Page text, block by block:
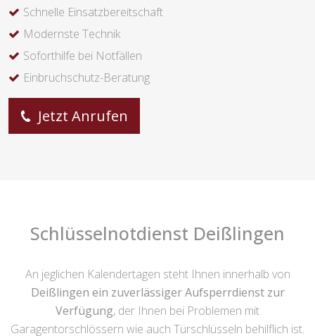
Schnelle Einsatzbereitschaft
Modernste Technik
Soforthilfe bei Notfällen
Einbruchschutz-Beratung
Jetzt Anrufen
Schlüsselnotdienst Deißlingen
An jeglichen Kalendertagen steht Ihnen innerhalb von
Deißlingen ein zuverlässiger Aufsperrdienst zur
Verfügung, der Ihnen bei Problemen mit
Garagentorschlössern wie auch Türschlüsseln behilflich ist.